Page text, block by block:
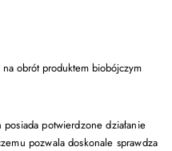
obrót produktem biobójczym
potwierdzone działanie
pozwala doskonale sprawdza